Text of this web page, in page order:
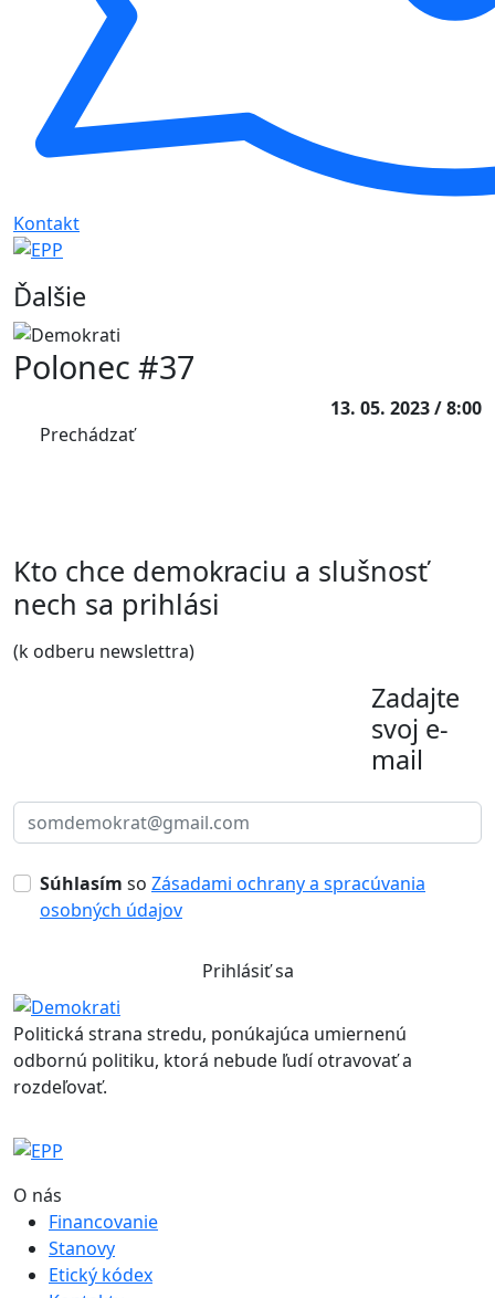
Kontakt
Ďalšie
Prechádzať
Polonec #37
13. 05. 2023 / 8:00
Kto chce demokraciu a slušnosť
nech sa prihlási
(k odberu newslettra)
Zadajte
svoj e-
mail
Súhlasím so Zásadami ochrany a spracúvania
osobných údajov
Prihlásiť sa
Politická strana stredu, ponúkajúca umiernenú
odbornú politiku, ktorá nebude ľudí otravovať a
rozdeľovať.
O nás
Financovanie
Stanovy
Etický kódex